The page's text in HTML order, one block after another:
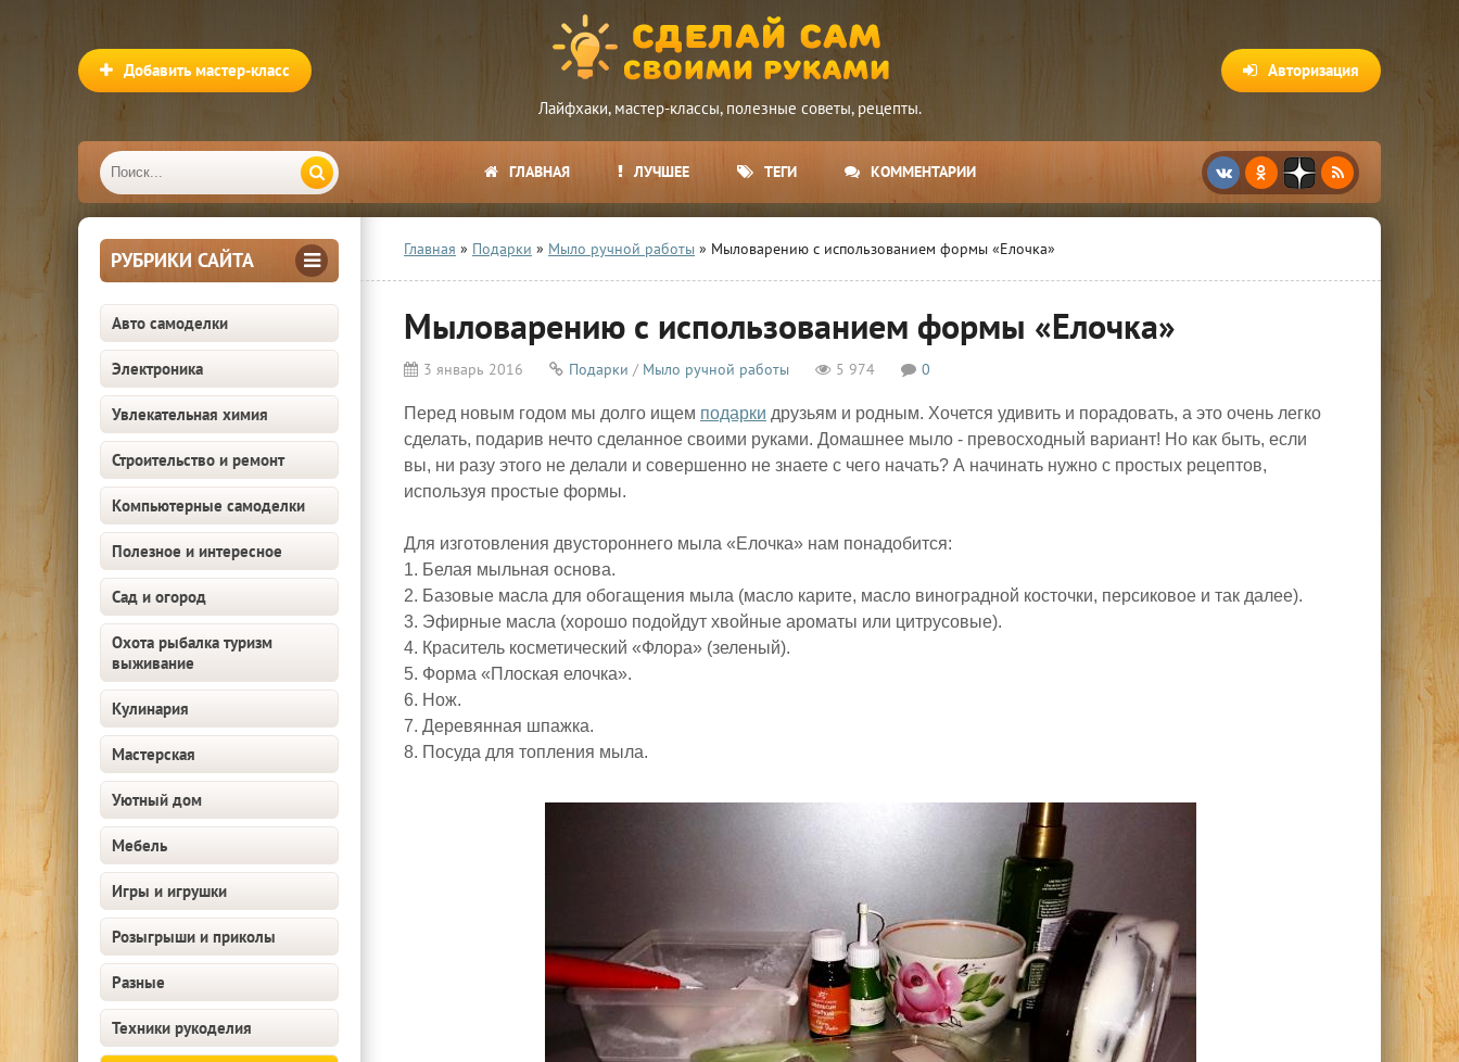
Лайфхаки, мастер-классы, полезные советы, рецепты.
Авторизация
Добавить мастер-класс
ГЛАВНАЯ ЛУЧШЕЕ ТЕГИ КОММЕНТАРИИ
РУБРИКИ САЙТА
Авто самоделки
Электроника
Увлекательная химия
Строительство и ремонт
Компьютерные самоделки
Полезное и интересное
Сад и огород
Охота рыбалка туризм
выживание
Кулинария
Мастерская
Уютный дом
Мебель
Игры и игрушки
Розыгрыши и приколы
Разные
Техники рукоделия
Главная » Подарки » Мыло ручной работы » Мыловарению с использованием формы «Елочка»
Мыловарению с использованием формы «Елочка»
3 январь 2016 Подарки / Мыло ручной работы 5 974 0
Перед новым годом мы долго ищем подарки друзьям и родным. Хочется удивить и порадовать, а это очень легко
сделать, подарив нечто сделанное своими руками. Домашнее мыло - превосходный вариант! Но как быть, если
вы, ни разу этого не делали и совершенно не знаете с чего начать? А начинать нужно с простых рецептов,
используя простые формы.
Для изготовления двустороннего мыла «Елочка» нам понадобится:
1. Белая мыльная основа.
2. Базовые масла для обогащения мыла (масло карите, масло виноградной косточки, персиковое и так далее).
3. Эфирные масла (хорошо подойдут хвойные ароматы или цитрусовые).
4. Краситель косметический «Флора» (зеленый).
5. Форма «Плоская елочка».
6. Нож.
7. Деревянная шпажка.
8. Посуда для топления мыла.